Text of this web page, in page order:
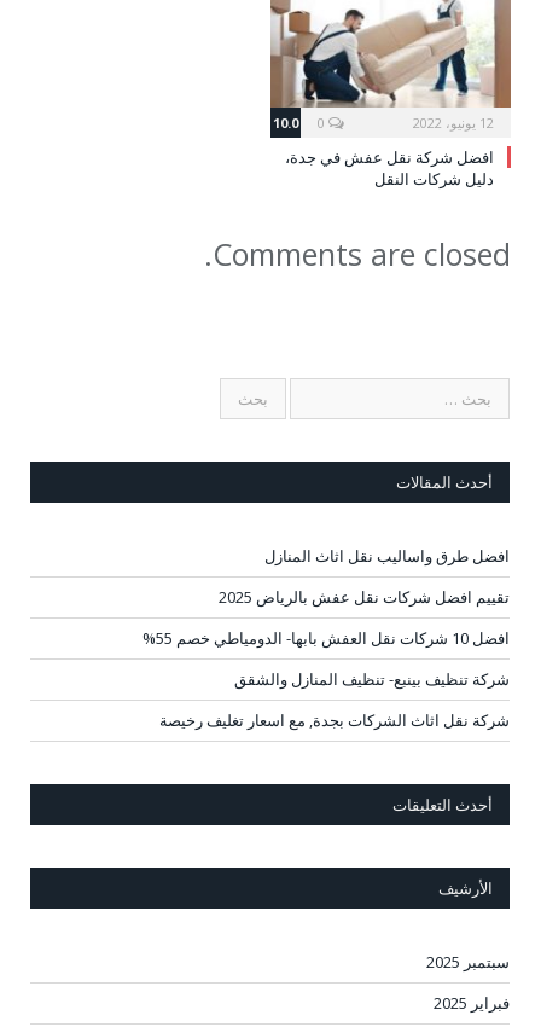
12 يونيو، 2022 10.0
افضل شركة نقل عفش في جدة،
دليل شركات النقل
Comments are closed.
أحدث المقالات
افضل طرق واساليب نقل اثاث المنازل
تقييم افضل شركات نقل عفش بالرياض 2025
افضل 10 شركات نقل العفش بابها- الدومياطي خصم 55%
شركة تنظيف بينبع- تنظيف المنازل والشقق
شركة نقل اثاث الشركات بجدة, مع اسعار تغليف رخيصة
أحدث التعليقات
الأرشيف
سبتمبر 2025
فبراير 2025